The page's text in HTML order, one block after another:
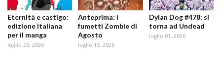
Eternità e castigo:
edizione italiana
per il manga
luglio 29, 2026
Anteprima: i
fumetti Zombie di
Agosto
luglio 15, 2026
Dylan Dog #478: si
torna ad Undead
luglio 01, 2026